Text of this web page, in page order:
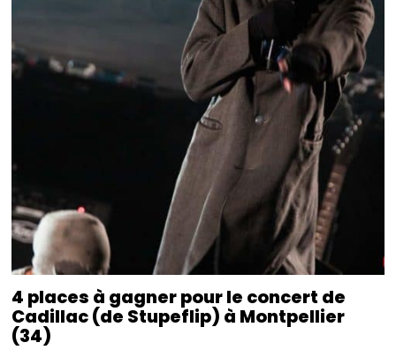
4 places à gagner pour le concert de
Cadillac (de Stupeflip) à Montpellier
(34)